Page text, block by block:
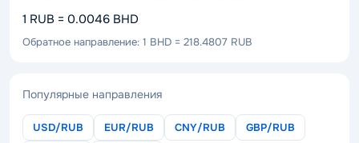
1 RUB = 0.0046 BHD
Обратное направление: 1 BHD = 218.4807 RUB
Популярные направления
USD/RUB EUR/RUB CNY/RUB
GBP/RUB